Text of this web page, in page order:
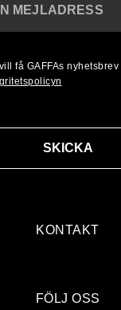
KONTAKT
MEJLADRESS
SKICKA
få GAFFAs
FÖLJ OSS